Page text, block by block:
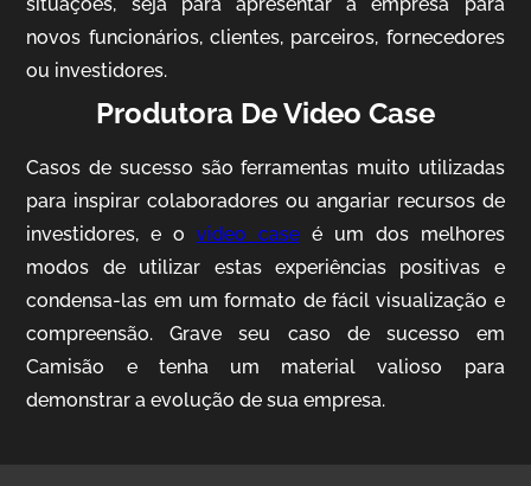
novos funcionários, clientes, parceiros, fornecedores
ou investidores.
Produtora De Video Case
Casos de sucesso são ferramentas muito utilizadas
para inspirar colaboradores ou angariar recursos de
investidores, e ovideo case é um dos melhores
modos de utilizar estas experiências positivas e
condensa-las em um formato de fácil visualização e
compreensão. Grave seu caso de sucesso em
Camisão e tenha um material valioso para
demonstrar a evolução de sua empresa.